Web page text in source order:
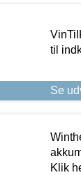
til
Se
Klik